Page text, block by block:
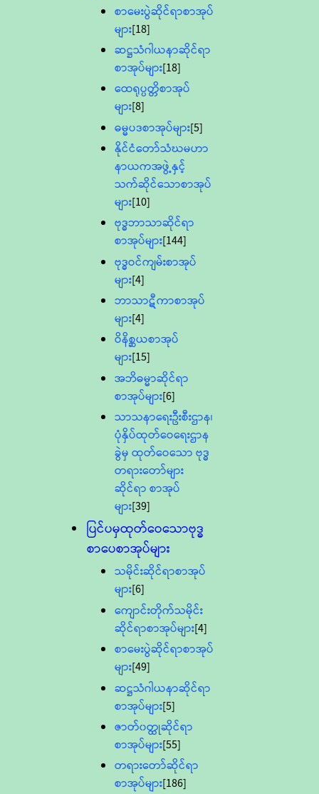
စာမေးပွဲဆိုင်ရာစာအုပ်
များ[18]
ဆဋ္ဌသံဂါယနာဆိုင်ရာ
စာအုပ်များ[18]
ထေရုပ္ပတ္တိစာအုပ်
များ[8]
ဓမ္မပဒစာအုပ်များ[5]
နိုင်ငံတော်သံဃမဟာ
နာယကအဖွဲ့နှင့်
သက်ဆိုင်သောစာအုပ်
များ[10]
ဗုဒ္ဓဘာသာဆိုင်ရာ
စာအုပ်များ[144]
ဗုဒ္ဓဝင်ကျမ်းစာအုပ်
များ[4]
ဘာသာဋီကာစာအုပ်
များ[4]
ဝိနိစ္ဆယစာအုပ်
များ[15]
အဘိဓမ္မာဆိုင်ရာ
စာအုပ်များ[6]
သာသနာရေးဦးစီးဌာန၊
ပုံနှိပ်ထုတ်ဝေရေးဌာန
ခွဲမှ ထုတ်ဝေသော ဗုဒ္ဓ
တရားတော်များ
ဆိုင်ရာ စာအုပ်
များ[39]
ပြင်ပမှထုတ်ဝေသောဗုဒ္ဓ
စာပေစာအုပ်များ
သမိုင်းဆိုင်ရာစာအုပ်
များ[6]
ကျောင်းတိုက်သမိုင်း
ဆိုင်ရာစာအုပ်များ[4]
စာမေးပွဲဆိုင်ရာစာအုပ်
များ[49]
ဆဋ္ဌသံဂါယနာဆိုင်ရာ
စာအုပ်များ[5]
ဇာတ်၀တ္ထုဆိုင်ရာ
စာအုပ်များ[55]
တရားတော်ဆိုင်ရာ
စာအုပ်များ[186]